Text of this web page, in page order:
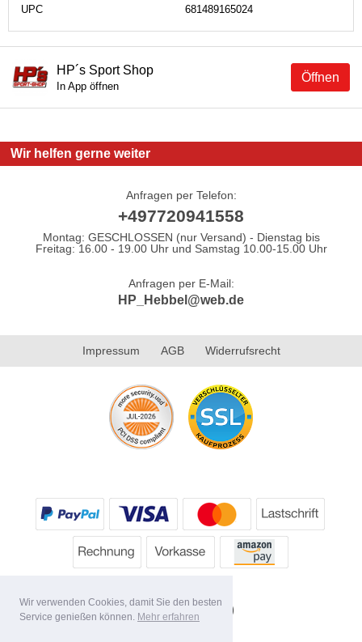
Wir verwenden Cookies, damit Sie den besten
Service genießen können. Mehr erfahren
UPC
681489165024
Öffnen
HP´s Sport Shop
In App öffnen
Wir helfen gerne weiter
Anfragen per Telefon:
+497720941558
Montag: GESCHLOSSEN (nur Versand) - Dienstag bis
Freitag: 16.00 - 19.00 Uhr und Samstag 10.00-15.00 Uhr
Anfragen per E-Mail:
HP_Hebbel@web.de
Impressum AGB Widerrufsrecht